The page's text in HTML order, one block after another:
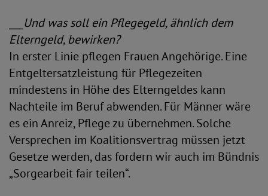
___Und was soll ein Pflegegeld, ähnlich dem
Elterngeld, bewirken?
In erster Linie pflegen Frauen Angehörige. Eine
Entgeltersatzleistung für Pflegezeiten
mindestens in Höhe des Elterngeldes kann
Nachteile im Beruf abwenden. Für Männer wäre
es ein Anreiz, Pflege zu übernehmen. Solche
Versprechen im Koalitionsvertrag müssen jetzt
Gesetze werden, das fordern wir auch im Bündnis
„Sorgearbeit fair teilen“.